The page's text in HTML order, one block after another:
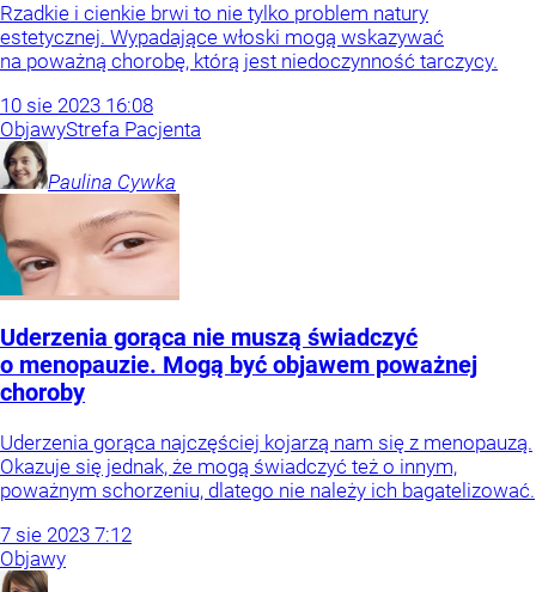
Rzadkie i cienkie brwi to nie tylko problem natury
estetycznej. Wypadające włoski mogą wskazywać
na poważną chorobę, którą jest niedoczynność tarczycy.
10 sie 2023 16:08
ObjawyStrefa Pacjenta
Paulina Cywka
Uderzenia gorąca nie muszą świadczyć
o menopauzie. Mogą być objawem poważnej
choroby
Uderzenia gorąca najczęściej kojarzą nam się z menopauzą.
Okazuje się jednak, że mogą świadczyć też o innym,
poważnym schorzeniu, dlatego nie należy ich bagatelizować.
7 sie 2023 7:12
Objawy